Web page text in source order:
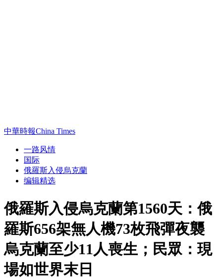
中華時報China Times
一路风情
国际
俄羅斯入侵烏克蘭
编辑精选
俄羅斯入侵烏克蘭第1560天：俄
羅斯656架無人機73枚飛彈夜襲
烏克蘭至少11人喪生；民眾：現
場如世界末日